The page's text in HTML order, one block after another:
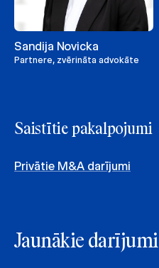
Sandija Novicka
Partnere, zvērināta advokāte
Saistītie pakalpojumi
Privātie M&A darījumi
Jaunākie darījumi